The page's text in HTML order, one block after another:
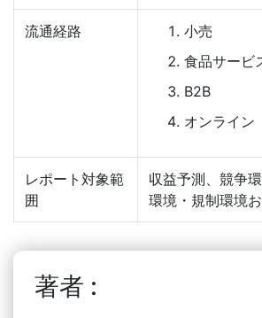
流通経路
小売
食品サービ
B2B
オンライン
レポート対象範
囲
収益予測、競争
環境・規制環境
著者 :